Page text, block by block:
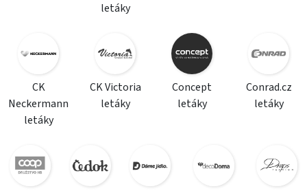
letáky
CK
Neckermann
letáky
CK Victoria
letáky
Concept
letáky
Conrad.cz
letáky